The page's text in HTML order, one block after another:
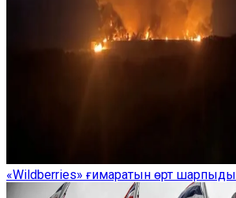
«Wildberries» ғимаратын өрт шарпыды